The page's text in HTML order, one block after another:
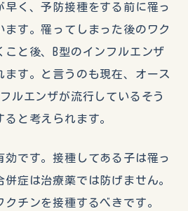
早く、予防接種をする前に罹っ
ます。罹ってしまった後のワク
こと後、B型のインフルエンザ
ます。と言うのも現在、オース
ルエンザが流行しているそう
と考えられます。
効です。接種してある子は罹っ
症は治療薬では防げません。
チンを接種するべきです。